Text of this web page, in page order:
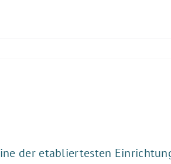
der etabliertesten